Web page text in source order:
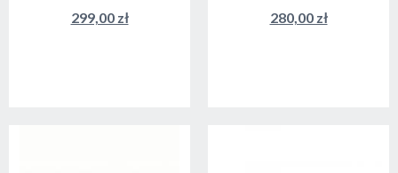
299,00 zł 280,00 zł